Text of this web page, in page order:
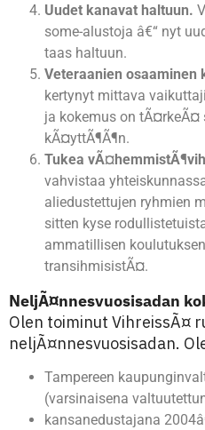
Uudet kanavat haltuun.
some-alustoja â€“ nyt
taas haltuun.
Veteraanien osaaminen
kertynyt mittava
ja kokemus on tÃ¤rkeÃ¤
kÃ¤yttÃ¶Ã¶n.
Tukea
vahvistaa
aliedustettujen ryhmien
sitten kyse
ammatillisen
transihmisistÃ¤.
NeljÃ¤nnesvuosisadan
Olen toiminut VihreissÃ¤
neljÃ¤nnesvuosisadan.
Tampereen
(varsinaisena
kansanedustajana